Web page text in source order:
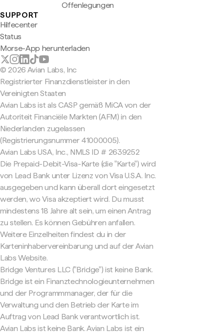
Offenlegungen
SUPPORT
Hilfecenter
Status
Morse-App herunterladen
© 2026 Avian Labs, Inc
Registrierter Finanzdienstleister in den
Vereinigten Staaten
Avian Labs ist als CASP gemäß MiCA von der
Autoriteit Financiële Markten (AFM) in den
Niederlanden zugelassen
(Registrierungsnummer 41000005).
Avian Labs USA, Inc., NMLS ID # 2639252
Die Prepaid-Debit-Visa-Karte (die "Karte") wird
von Lead Bank unter Lizenz von Visa U.S.A. Inc.
ausgegeben und kann überall dort eingesetzt
werden, wo Visa akzeptiert wird. Du musst
mindestens 18 Jahre alt sein, um einen Antrag
zu stellen. Es können Gebühren anfallen.
Weitere Einzelheiten findest du in der
Karteninhabervereinbarung und auf der Avian
Labs Website.
Bridge Ventures LLC ("Bridge") ist keine Bank.
Bridge ist ein Finanztechnologieunternehmen
und der Programmmanager, der für die
Verwaltung und den Betrieb der Karte im
Auftrag von Lead Bank verantwortlich ist.
Avian Labs ist keine Bank. Avian Labs ist ein